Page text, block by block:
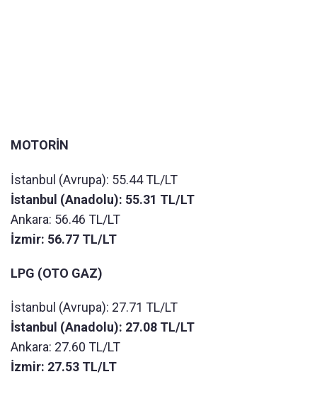
MOTORİN
İstanbul (Avrupa): 55.44 TL/LT
İstanbul (Anadolu): 55.31 TL/LT
Ankara: 56.46 TL/LT
İzmir: 56.77 TL/LT
LPG (OTO GAZ)
İstanbul (Avrupa): 27.71 TL/LT
İstanbul (Anadolu): 27.08 TL/LT
Ankara: 27.60 TL/LT
İzmir: 27.53 TL/LT